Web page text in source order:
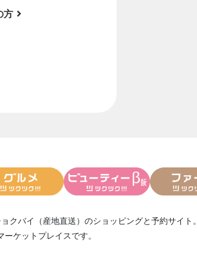
方
クバイ（産地直送） のショッピングと予約サイト。
ーケットプレイスです。